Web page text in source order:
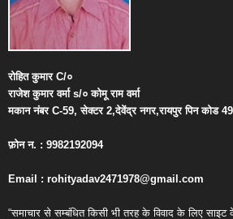
रोहित कुमारC/०
राजेश कुमार वर्माs/० कोमू राम वर्मा
मकान नंबरC-59,सेक्टर2,देवेंद्र नगर,रायपुर पिन कोड
फ़ोन न. : 9982192094
Email : rohityadav2471978@gmail.com
“समाचार से सम्बंधित किसी भी तरह के विवाद के लिए